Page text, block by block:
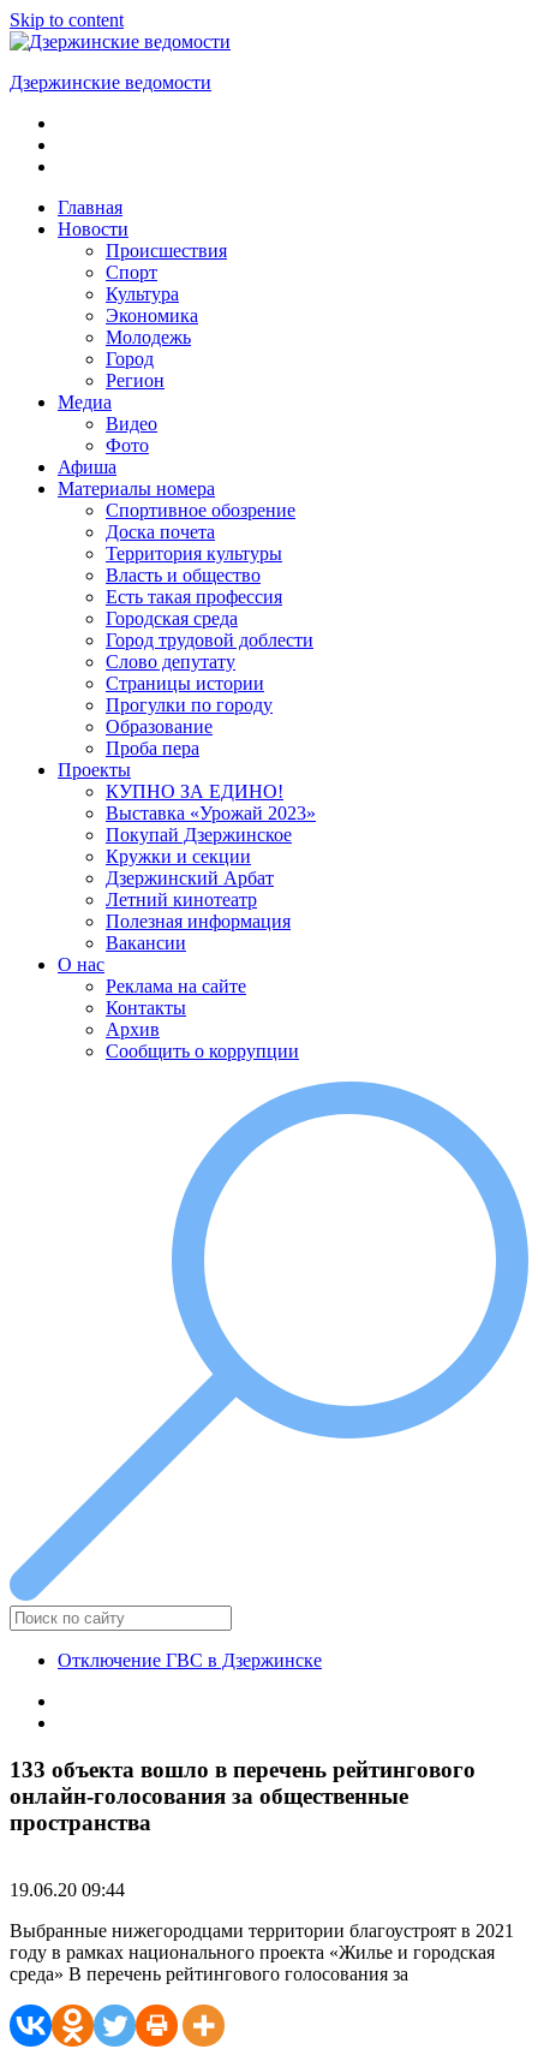
Skip to content
Дзержинские ведомости
ОБЩЕСТВЕННО-
ПОЛИТИЧЕСКАЯ
ГАЗЕТАГлавная
Новости
Происшествия
Спорт
Культура
Экономика
Молодежь
Город
Регион
Медиа
Видео
Фото
Афиша
Материалы номера
Спортивное обозрение
Доска почета
Территория культуры
Власть и общество
Есть такая профессия
Городская среда
Город трудовой доблести
Слово депутату
Страницы истории
Прогулки по городу
Образование
Проба пера
Проекты
КУПНО ЗА ЕДИНО!
Выставка «Урожай 2023»
Покупай Дзержинское
Кружки и секции
Дзержинский Арбат
Летний кинотеатр
Полезная информация
Вакансии
О нас
Реклама на сайте
Контакты
Архив
Сообщить о коррупции
Отключение ГВС в Дзержинске
133 объекта вошло в перечень рейтингового
онлайн-голосования за общественные
пространства
19.06.20 09:44
Выбранные нижегородцами территории благоустроят в 2021
году в рамках национального проекта «Жилье и городская
среда» В перечень рейтингового голосования за